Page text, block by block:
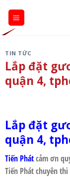
content
TIN TỨC
Lắp đặt
quận 4,
Lắp đặt
quận 4,
Tiến Phátcảm ơn
Tiến Phát chuyên thi